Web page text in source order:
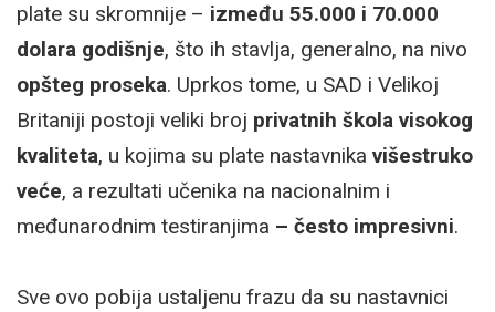
plate su skromnije – između 55.000 i 70.000
dolara godišnje, što ih stavlja, generalno, na nivo
opšteg proseka. Uprkos tome, u SAD i Velikoj
Britaniji postoji veliki broj privatnih škola visokog
kvaliteta, u kojima su plate nastavnika višestruko
veće, a rezultati učenika na nacionalnim i
međunarodnim testiranjima – često impresivni.
Sve ovo pobija ustaljenu frazu da su nastavnici